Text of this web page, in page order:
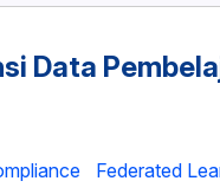
Data
Federated